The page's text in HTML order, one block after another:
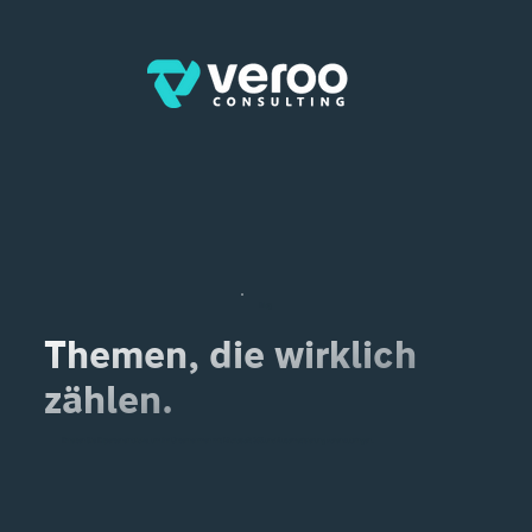
Themen, die wirklich
zählen.